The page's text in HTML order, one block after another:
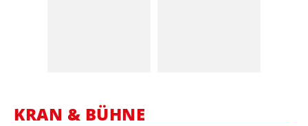
KRAN & BÜHNE